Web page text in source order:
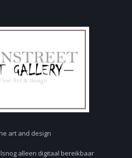
art and design
alleen digitaal bereikbaar